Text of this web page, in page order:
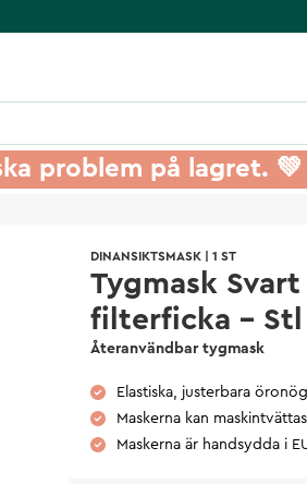
problem på lagret. 💚
DINANSIKTSMASK 1 ST
Tygmask Svart
filterficka - Stl
Återanvändbar tygmask
Elastiska, justerbara
Maskerna kan
Maskerna är handsydda i